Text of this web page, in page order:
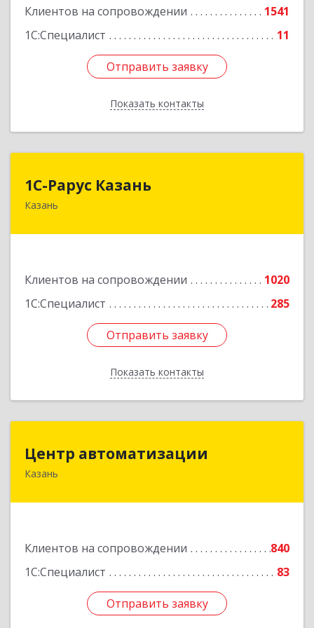
Клиентов на сопровождении
1541
1С:Специалист
11
Отправить заявку
Показать контакты
Подробнее
Отправить заявку
Назад
1С-Рарус Казань
Казань
Клиентов на сопровождении
1020
1С:Специалист
285
Отправить заявку
Показать контакты
420088, Татарстан Респ, Казань г, Победы пр-
Отправить заявку
Назад
Центр автоматизации
Казань
Клиентов на сопровождении
840
1С:Специалист
83
Отправить заявку
420133, Татарстан Респ, Казань г, Ямашева пр-
Отправить заявку